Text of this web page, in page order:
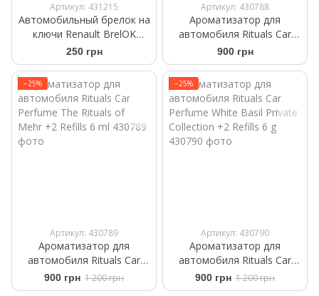
Артикул: 431215
Автомобильный брелок на
ключи Renault BrelOK
черная замша
250 грн
Артикул: 430788
Ароматизатор для
автомобиля Rituals Car
Perfume The Ritual of Sport
+2 Refills 6ml
900 грн
−25%
Артикул: 430789
Ароматизатор для
автомобиля Rituals ​Car
Perfume The Rituals of
Mehr +2 Refills 6 ml
900 грн 1 200 грн
−25%
Артикул: 430790
Ароматизатор для
автомобиля Rituals ​Car
Perfume ​White Basil Private
Collection +2 Refills 6 g
900 грн 1 200 грн